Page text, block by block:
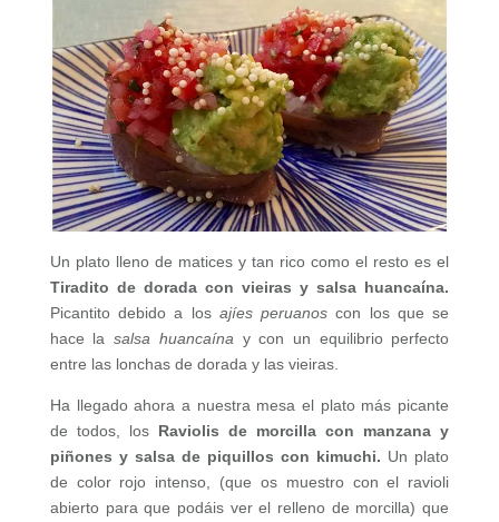
Un plato lleno de matices y tan rico como el resto es el
Tiradito de dorada con vieiras y salsa huancaína.
Picantito debido a los ajíes peruanos con los que se
hace lasalsa huancaína y con un equilibrio perfecto
entre las lonchas de dorada y las vieiras.
Ha llegado ahora a nuestra mesa el plato más picante
de todos, los Raviolis de morcilla con manzana y
piñones y salsa de piquillos con kimuchi. Un plato
de color rojo intenso, (que os muestro con el ravioli
abierto para que podáis ver el relleno de morcilla) que